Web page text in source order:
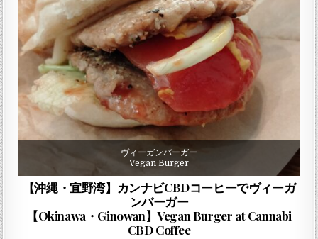
ヴィーガンバーガー
Vegan Burger
【沖縄・宜野湾】カンナビCBDコーヒーでヴィーガ
ンバーガー
【Okinawa・Ginowan】Vegan Burger at Cannabi
CBD Coffee